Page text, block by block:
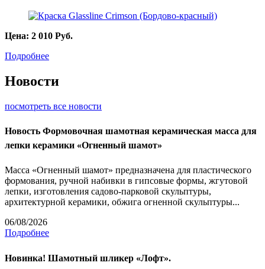
Цена: 2 010 Руб.
Подробнее
Новости
посмотреть все новости
Новость Формовочная шамотная керамическая масса для
лепки керамики «Огненный шамот»
Масса «Огненный шамот» предназначена для пластического
формования, ручной набивки в гипсовые формы, жгутовой
лепки, изготовления садово-парковой скульптуры,
архитектурной керамики, обжига огненной скульптуры...
06/08/2026
Подробнее
Новинка! Шамотный шликер «Лофт».